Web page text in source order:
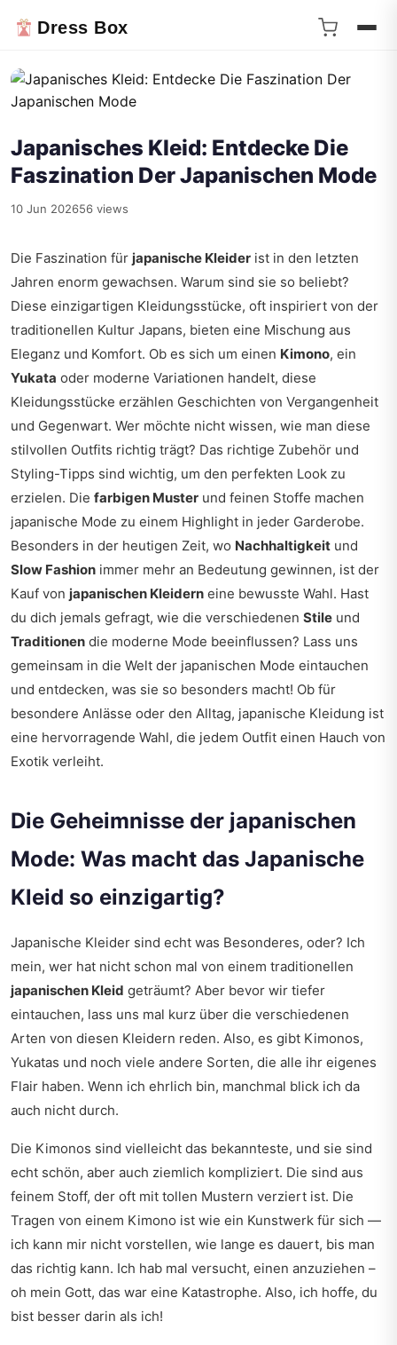
Dress Box
Japanisches Kleid: Entdecke Die
Faszination Der Japanischen Mode
10 Jun 202656 views
Die Faszination für japanische Kleider ist in den letzten
Jahren enorm gewachsen. Warum sind sie so beliebt?
Diese einzigartigen Kleidungsstücke, oft inspiriert von der
traditionellen Kultur Japans, bieten eine Mischung aus
Eleganz und Komfort. Ob es sich um einen Kimono, ein
Yukata oder moderne Variationen handelt, diese
Kleidungsstücke erzählen Geschichten von Vergangenheit
und Gegenwart. Wer möchte nicht wissen, wie man diese
stilvollen Outfits richtig trägt? Das richtige Zubehör und
Styling-Tipps sind wichtig, um den perfekten Look zu
erzielen. Die farbigen Muster und feinen Stoffe machen
japanische Mode zu einem Highlight in jeder Garderobe.
Besonders in der heutigen Zeit, wo Nachhaltigkeit und
Slow Fashion immer mehr an Bedeutung gewinnen, ist der
Kauf von japanischen Kleidern eine bewusste Wahl. Hast
du dich jemals gefragt, wie die verschiedenen Stile und
Traditionen die moderne Mode beeinflussen? Lass uns
gemeinsam in die Welt der japanischen Mode eintauchen
und entdecken, was sie so besonders macht! Ob für
besondere Anlässe oder den Alltag, japanische Kleidung ist
eine hervorragende Wahl, die jedem Outfit einen Hauch von
Exotik verleiht.
Die Geheimnisse der japanischen
Mode: Was macht das Japanische
Kleid so einzigartig?
Japanische Kleider sind echt was Besonderes, oder? Ich
mein, wer hat nicht schon mal von einem traditionellen
japanischen Kleid geträumt? Aber bevor wir tiefer
eintauchen, lass uns mal kurz über die verschiedenen
Arten von diesen Kleidern reden. Also, es gibt Kimonos,
Yukatas und noch viele andere Sorten, die alle ihr eigenes
Flair haben. Wenn ich ehrlich bin, manchmal blick ich da
auch nicht durch.
Die Kimonos sind vielleicht das bekannteste, und sie sind
echt schön, aber auch ziemlich kompliziert. Die sind aus
feinem Stoff, der oft mit tollen Mustern verziert ist. Die
Tragen von einem Kimono ist wie ein Kunstwerk für sich —
ich kann mir nicht vorstellen, wie lange es dauert, bis man
das richtig kann. Ich hab mal versucht, einen anzuziehen –
oh mein Gott, das war eine Katastrophe. Also, ich hoffe, du
bist besser darin als ich!